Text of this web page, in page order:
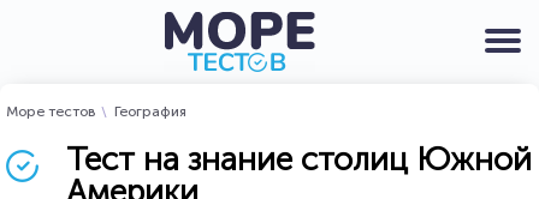
Море тестов География
Тест на знание столиц Южной